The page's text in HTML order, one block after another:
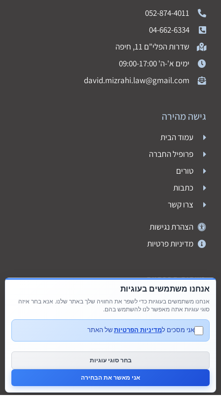
052-874-4011
04-662-6334
שדרות הפלי"ם 11, חיפה
ימים א'-ה' 09:00-17:00
david.mizrahi.law@gmail.com
גישה מהירה
עמוד הבית
פרופיל החברה
טורים
כתבות
צרו קשר
הצהרת נגישות
מדיניות פרטיות
רשתות חברתיות
אנחנו משתמשים בעוגיות
אנחנו משתמשים בעוגיות כדי לשפר את החוויה שלך באתר שלנו. אנא בחר איזה
סוגי עוגיות אתה מאפשר לנו להשתמש בהם.
אני מסכים למדיניות הפרטיותשל האתר
בחר סוגי עוגיות
אני מאשר את הבחירה